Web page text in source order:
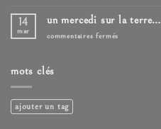
…!
14
mar
un mercedi sur la terre…
commentaires fermés
mots clés
ajouter un tag